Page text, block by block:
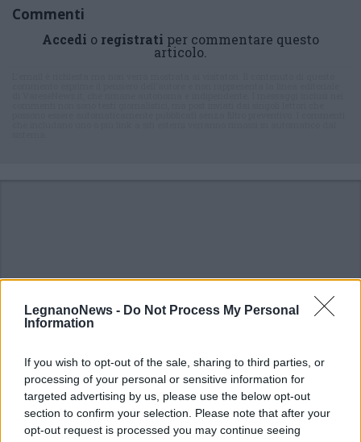
LegnanoNews - Do Not Process My Personal
Information
If you wish to opt-out of the sale, sharing to third parties, or
processing of your personal or sensitive information for
targeted advertising by us, please use the below opt-out
section to confirm your selection. Please note that after your
opt-out request is processed you may continue seeing
Commenti
Accedi o registrati per commentare questo
articolo.
DALLA HOME